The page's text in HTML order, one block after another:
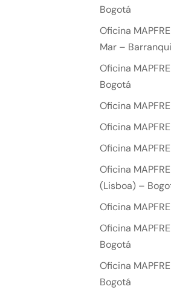
Bogotá
Oficina
Mar –
Oficina
Bogotá
Oficina
Oficina
Oficina
Oficina
(Lisboa) –
Oficina
Oficina
Bogotá
Oficina
Bogotá